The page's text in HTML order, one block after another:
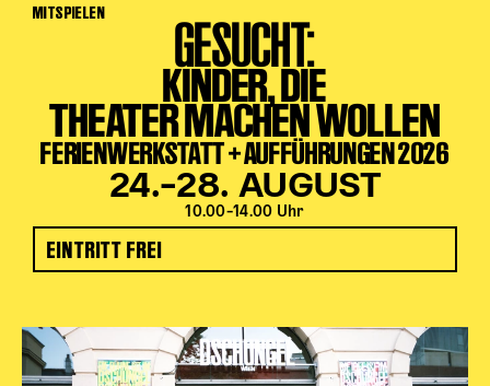
MITSPIELEN GESUCHT:
KINDER, DIE
THEATER MACHEN WOLLEN
FERIENWERKSTATT + AUFFÜHRUNGEN 2026
24.–28. AUGUST
10.00–14.00 Uhr
EINTRITT FREI